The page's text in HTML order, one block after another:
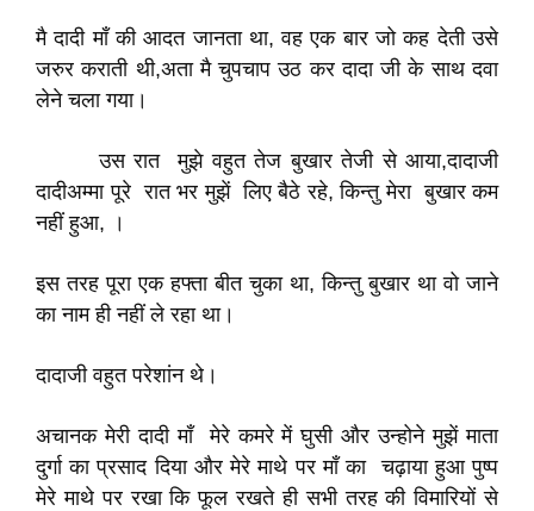
मै दादी माँ की आदत जानता था, वह एक बार जो कह देती उसे
जरुर कराती थी,अता मै चुपचाप उठ कर दादा जी के साथ दवा
लेने चला गया।
उस रात मुझे वहुत तेज बुखार तेजी से आया,दादाजी
दादीअम्मा पूरे रात भर मुझें लिए बैठे रहे, किन्तु मेरा बुखार कम
नहीं हुआ, ।
इस तरह पूरा एक हफ्ता बीत चुका था, किन्तु बुखार था वो जाने
का नाम ही नहीं ले रहा था।
दादाजी वहुत परेशांन थे।
अचानक मेरी दादी माँ मेरे कमरे में घुसी और उन्होने मुझें माता
दुर्गा का प्रसाद दिया और मेरे माथे पर माँ का चढ़ाया हुआ पुष्प
मेरे माथे पर रखा कि फूल रखते ही सभी तरह की विमारियों से